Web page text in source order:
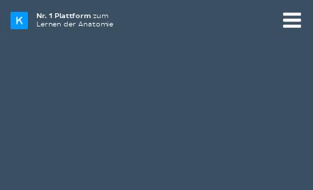
Nr. 1 Plattformzum
Lernen der Anatomie